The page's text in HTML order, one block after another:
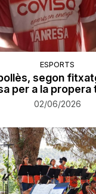
ESPORTS
segon
per a la propera
02/06/2026